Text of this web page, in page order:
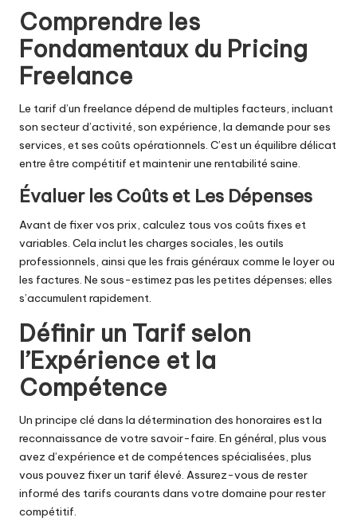
Comprendre les
Fondamentaux du Pricing
Freelance
Le tarif d’un freelance dépend de multiples facteurs, incluant
son secteur d’activité, son expérience, la demande pour ses
services, et ses coûts opérationnels. C’est un équilibre délicat
entre être compétitif et maintenir une rentabilité saine.
Évaluer les Coûts et Les Dépenses
Avant de fixer vos prix, calculez tous vos coûts fixes et
variables. Cela inclut les charges sociales, les outils
professionnels, ainsi que les frais généraux comme le loyer ou
les factures. Ne sous-estimez pas les petites dépenses; elles
s’accumulent rapidement.
Définir un Tarif selon
l’Expérience et la
Compétence
Un principe clé dans la détermination des honoraires est la
reconnaissance de votre savoir-faire. En général, plus vous
avez d’expérience et de compétences spécialisées, plus
vous pouvez fixer un tarif élevé. Assurez-vous de rester
informé des tarifs courants dans votre domaine pour rester
compétitif.